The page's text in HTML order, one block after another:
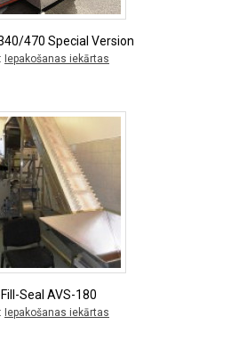
470 Special Version
Iepakošanas iekārtas
Seal AVS-180
Iepakošanas iekārtas